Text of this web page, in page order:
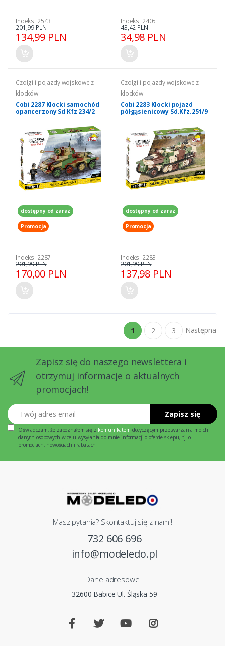
Indeks: 2543
134,99 PLN
201,99 PLN
Indeks: 2405
34,98 PLN
43,42 PLN
Czołgi i pojazdy wojskowe z
klocków
Cobi 2287 Klocki samochód
opancerzony Sd Kfz 234/2
dostępny od zaraz
Promocja
Indeks: 2287
170,00 PLN
201,99 PLN
Czołgi i pojazdy wojskowe z
klocków
Cobi 2283 Klocki pojazd
półgąsienicowy Sd.Kfz.251/9
dostępny od zaraz
Promocja
Indeks: 2283
137,98 PLN
201,99 PLN
1 2 3 Następna
Zapisz się do naszego newslettera i
otrzymuj informacje o aktualnych
promocjach!
Twój adres email
Zapisz się
Oświadczam, że zapoznałem się z komunikatem dotyczącym przetwarzania moich
danych osobowych w celu wysyłania do mnie informacji o ofercie sklepu, tj. o
promocjach, nowościach i rabatach
Masz pytania? Skontaktuj się z nami!
732 606 696
info@modeledo.pl
Dane adresowe
32600 Babice Ul. Śląska 59